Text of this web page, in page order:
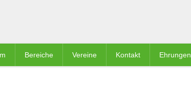
Bereiche Vereine Kontakt Ehrungen